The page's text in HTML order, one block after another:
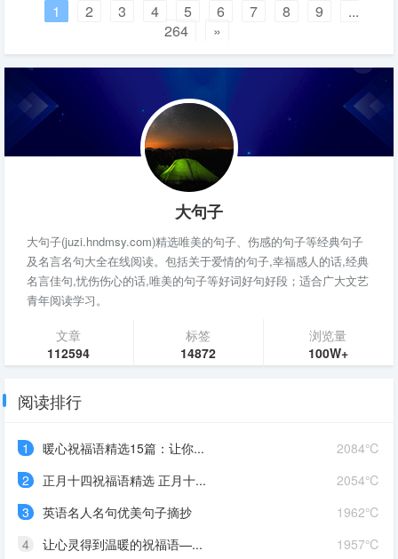
友新婚祝福语1、恭喜你们步入爱的殿
堂。祝百年好合。2、你们本就是天生一
对，地
1 2 3 4 5 6 7 8 9
...
264
»
大句子
大句子(juzi.hndmsy.com)精选唯美的句子、伤感的句子等经典句子
及名言名句大全在线阅读。包括关于爱情的句子,幸福感人的话,经典
名言佳句,忧伤伤心的话,唯美的句子等好词好句好段；适合广大文艺
青年阅读学习。
文章
112594
标签
14872
浏览量
100W+
阅读排行
2084℃
1
暖心祝福语精选15篇：让你...
2054℃
2
正月十四祝福语精选 正月十...
1962℃
3
英语名人名句优美句子摘抄
1957℃
4
让心灵得到温暖的祝福语—...